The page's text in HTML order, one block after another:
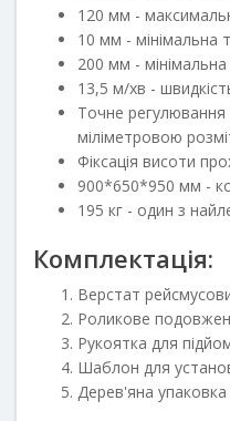
120 мм -
10 мм - мінімальна
200 мм -
13,5 м/хв -
Точне регулювання
міліметровою
Фіксація висоти
900*650*950 мм -
195 кг - один з
Комплектація:
Верстат
Роликове
Рукоятка для
Шаблон для
Дерев'яна упаковка